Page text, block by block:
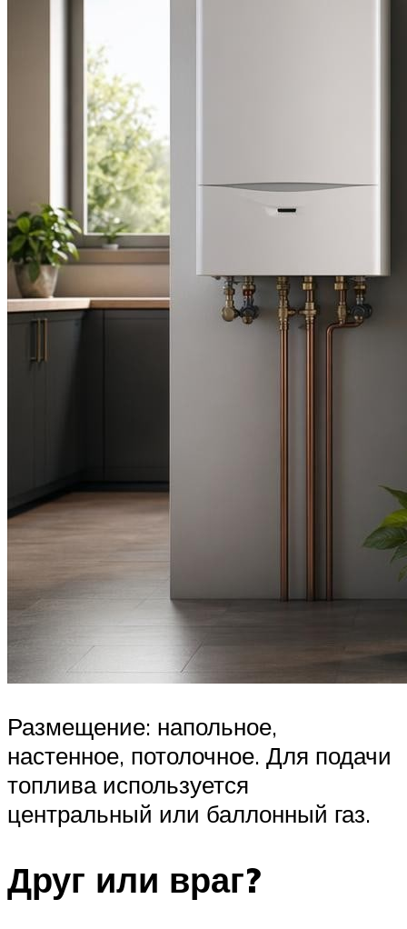
Размещение: напольное,
настенное, потолочное. Для подачи
топлива используется
центральный или баллонный газ.
Друг или враг?